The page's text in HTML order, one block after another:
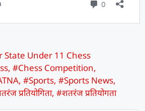
State Under 11 Chess
, #Chess Competition,
, #Sports, #Sports News,
प्रतियोगिता, #शतरंज प्रतियोगता